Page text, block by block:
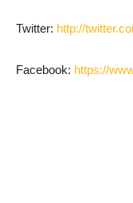
Twitter: http://
Facebook: https://